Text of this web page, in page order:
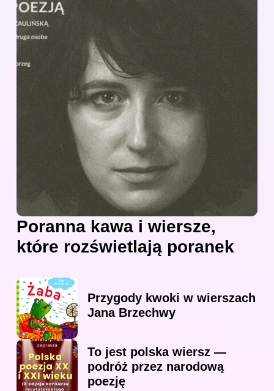
Poranna kawa i wiersze,
które rozświetlają poranek
Przygody kwoki w wierszach
Jana Brzechwy
To jest polska wiersz —
podróż przez narodową
poezję